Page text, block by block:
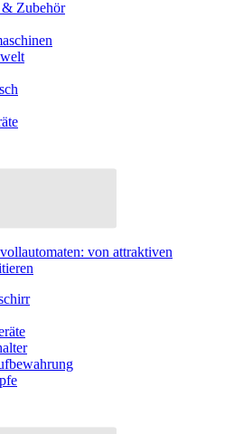
& Zubehör
von attraktiven